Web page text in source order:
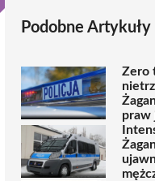
Podobne Artykuły
Zero
praw